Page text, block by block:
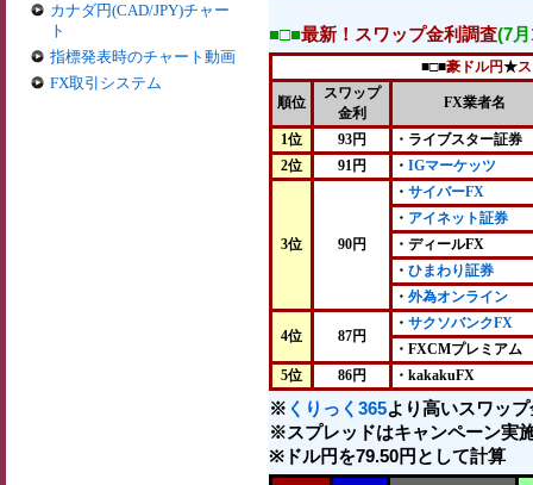
カナダ円(CAD/JPY)チャー
ト
指標発表時のチャート動画
FX取引システム
■□■最新！スワップ金利調査(7
■□■豪ドル円★
順位
スワップ
金利
FX業者名
1位 93円
・ライブスター証券
2位
91円 ・ IGマーケッツ
3位 90円
・ サイバーFX
・ アイネット証券
・ディールFX
・ ひまわり証券
・ 外為オンライン
4位 87円
・ サクソバンクFX
・FXCMプレミアム
5位
86円 ・kakakuFX
※ くりっく365より高いスワッ
※スプレッドはキャンペーン実
※ドル円を79.50円として計算